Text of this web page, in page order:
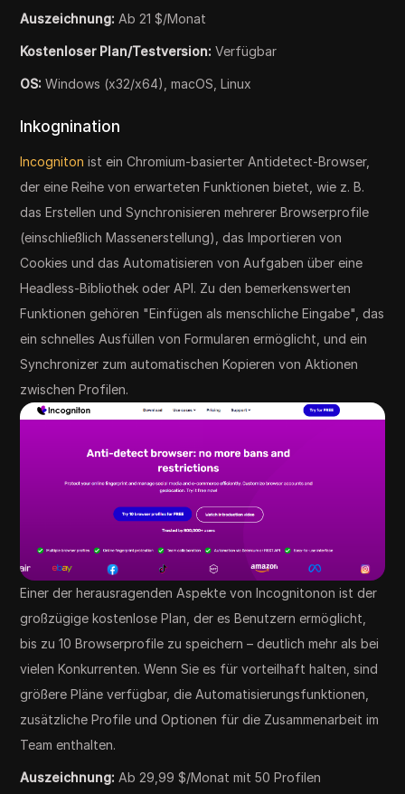
Auszeichnung: Ab 21 $/Monat
Kostenloser Plan/Testversion: Verfügbar
OS: Windows (x32/x64), macOS, Linux
Inkognination
Incogniton ist ein Chromium-basierter Antidetect-Browser,
der eine Reihe von erwarteten Funktionen bietet, wie z. B.
das Erstellen und Synchronisieren mehrerer Browserprofile
(einschließlich Massenerstellung), das Importieren von
Cookies und das Automatisieren von Aufgaben über eine
Headless-Bibliothek oder API. Zu den bemerkenswerten
Funktionen gehören "Einfügen als menschliche Eingabe", das
ein schnelles Ausfüllen von Formularen ermöglicht, und ein
Synchronizer zum automatischen Kopieren von Aktionen
zwischen Profilen.
Einer der herausragenden Aspekte von Incognitonon ist der
großzügige kostenlose Plan, der es Benutzern ermöglicht,
bis zu 10 Browserprofile zu speichern – deutlich mehr als bei
vielen Konkurrenten. Wenn Sie es für vorteilhaft halten, sind
größere Pläne verfügbar, die Automatisierungsfunktionen,
zusätzliche Profile und Optionen für die Zusammenarbeit im
Team enthalten.
Auszeichnung: Ab 29,99 $/Monat mit 50 Profilen